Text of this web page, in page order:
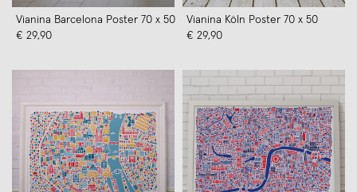
Vianina Barcelona Poster 70 x 50
€ 29,90
Vianina Köln Poster 70 x 50
€ 29,90